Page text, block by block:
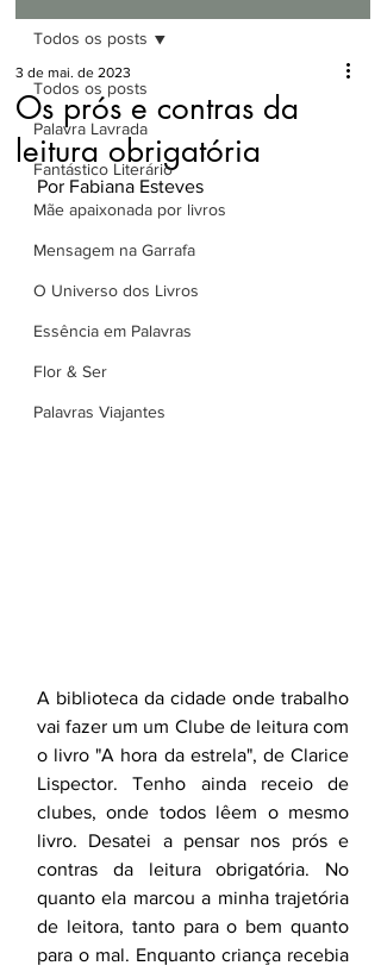
Todos os posts
Palavra Lavrada
Fantástico Literário
Mãe apaixonada por livros
Mensagem na Garrafa
O Universo dos Livros
Essência em Palavras
Flor & Ser
Palavras Viajantes
Todos os posts
Os prós e contras da
leitura obrigatória
3 de mai. de 2023
Por Fabiana Esteves
A biblioteca da cidade onde trabalho
vai fazer um um Clube de leitura com
o livro "A hora da estrela", de Clarice
Lispector. Tenho ainda receio de
clubes, onde todos lêem o mesmo
livro. Desatei a pensar nos prós e
contras da leitura obrigatória. No
quanto ela marcou a minha trajetória
de leitora, tanto para o bem quanto
para o mal. Enquanto criança recebia